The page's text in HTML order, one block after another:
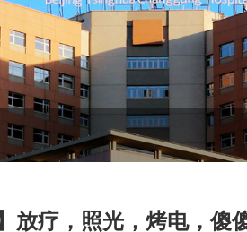
放疗，照光，烤电，傻